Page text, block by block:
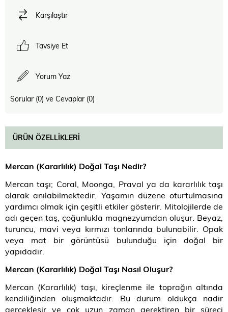
Karşılaştır
Tavsiye Et
Yorum Yaz
Sorular (0) ve Cevaplar (0)
ÜRÜN ÖZELLIKLERI
Mercan (Kararlılık) Doğal Taşı Nedir?
Mercan taşı; Coral, Moonga, Praval ya da kararlılık taşı
olarak anılabilmektedir. Yaşamın düzene oturtulmasına
yardımcı olmak için çeşitli etkiler gösterir. Mitolojilerde de
adı geçen taş, çoğunlukla magnezyumdan oluşur. Beyaz,
turuncu, mavi veya kırmızı tonlarında bulunabilir. Opak
veya mat bir görüntüsü bulunduğu için doğal bir
yapıdadır.
Mercan (Kararlılık) Doğal Taşı Nasıl Oluşur?
Mercan (Kararlılık) taşı, kireçlenme ile toprağın altında
kendiliğinden oluşmaktadır. Bu durum oldukça nadir
gerçekleşir ve çok uzun zaman gerektiren bir süreci